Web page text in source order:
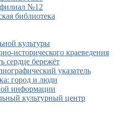
№12
библиотека
культуры
исторического краеведения
сердце бережёт
указатель
город и люди
информации
культурный центр